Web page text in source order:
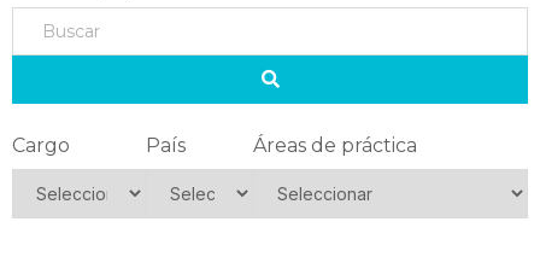
Cargo País Áreas de práctica